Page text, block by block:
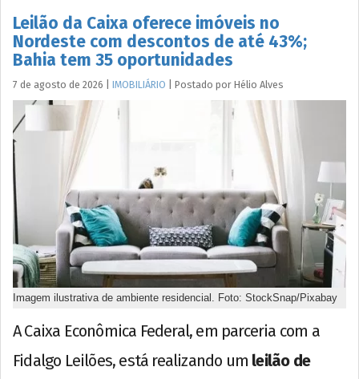
Leilão da Caixa oferece imóveis no
Nordeste com descontos de até 43%;
Bahia tem 35 oportunidades
7 de agosto de 2026 IMOBILIÁRIO Postado por Hélio Alves
Imagem ilustrativa de ambiente residencial. Foto: StockSnap/Pixabay
A Caixa Econômica Federal, em parceria com a
Fidalgo Leilões, está realizando um leilão de